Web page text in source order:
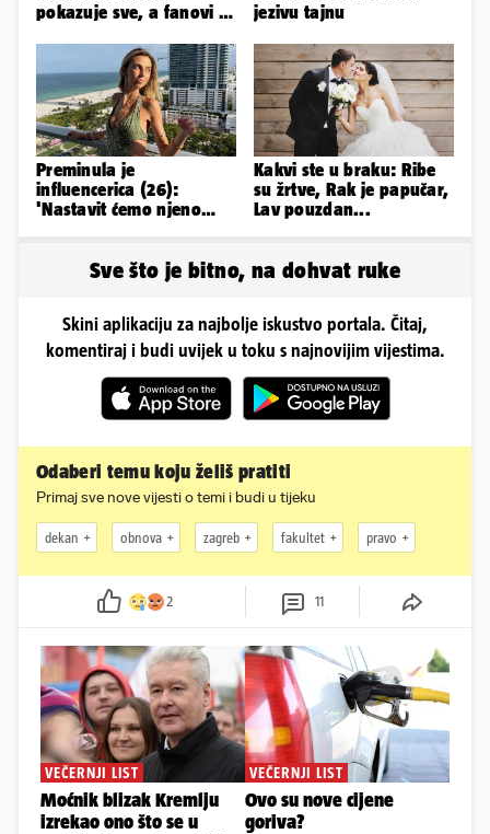
pokazuje sve, a fanovi je
jezivu tajnu
Preminula je
influencerica (26):
'Nastavit ćemo njeno
Kakvi ste u braku: Ribe
su žrtve, Rak je papučar,
Lav pouzdan...
Sve što je bitno, na dohvat ruke
Skini aplikaciju za najbolje iskustvo portala. Čitaj,
komentiraj i budi uvijek u toku s najnovijim vijestima.
Odaberi temu koju želiš pratiti
Primaj sve nove vijesti o temi i budi u tijeku
dekan obnova zagreb fakultet pravo
2 11